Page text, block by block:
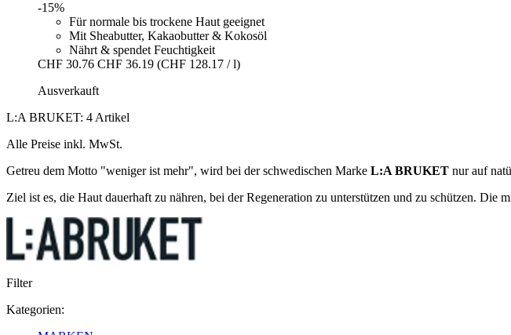
-15%
Für normale bis trockene Haut geeignet
Mit Sheabutter, Kakaobutter & Kokosöl
Nährt & spendet Feuchtigkeit
CHF 30.76 CHF 36.19 (CHF 128.17 / l)
Ausverkauft
L:A BRUKET: 4 Artikel
Alle Preise inkl. MwSt.
Getreu dem Motto "weniger ist mehr", wird bei der schwedischen Marke L:A BRUKET nur auf
Ziel ist es, die Haut dauerhaft zu nähren, bei der Regeneration zu unterstützen und zu schützen.
Filter
Kategorien: